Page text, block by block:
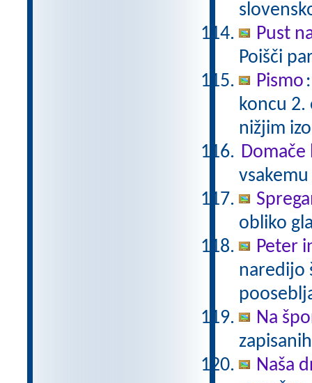
Pust
Poišči
Pismo
koncu 2.
nižjim
Domače
obliko
Peter
naredijo
Na
Naša